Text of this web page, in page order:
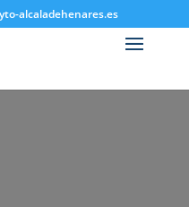
alcaladehenares.es